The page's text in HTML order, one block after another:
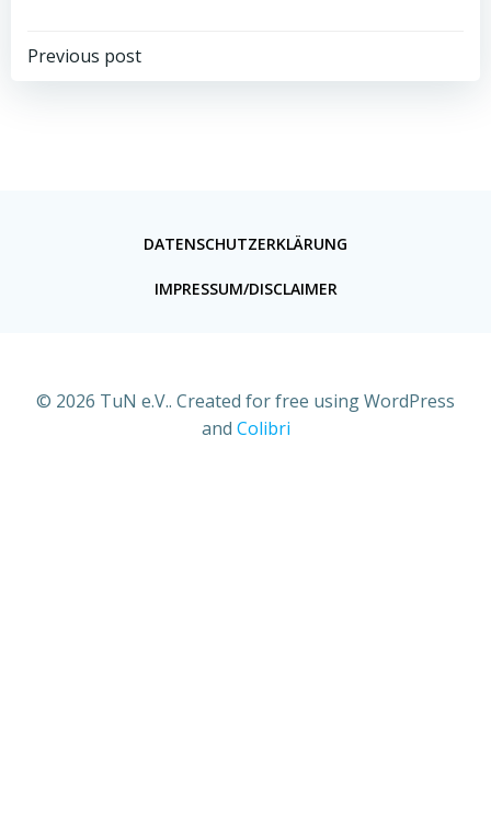
Previous post
DATENSCHUTZERKLÄRUNG
IMPRESSUM/DISCLAIMER
© 2026 TuN e.V.. Created for free using WordPress
and Colibri